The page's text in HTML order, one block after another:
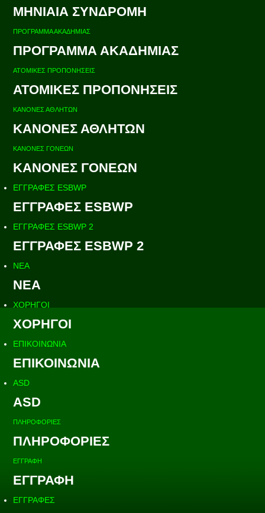
ΜΗΝΙΑΙΑ ΣΥΝΔΡΟΜΗ
ΠΡΟΓΡΑΜΜΑ ΑΚΑΔΗΜΙΑΣ
ΠΡΟΓΡΑΜΜΑ ΑΚΑΔΗΜΙΑΣ
ΑΤΟΜΙΚΕΣ ΠΡΟΠΟΝΗΣΕΙΣ
ΑΤΟΜΙΚΕΣ ΠΡΟΠΟΝΗΣΕΙΣ
ΚΑΝΟΝΕΣ ΑΘΛΗΤΩΝ
ΚΑΝΟΝΕΣ ΑΘΛΗΤΩΝ
ΚΑΝΟΝΕΣ ΓΟΝΕΩΝ
ΚΑΝΟΝΕΣ ΓΟΝΕΩΝ
ΕΓΓΡΑΦΕΣ ESBWP
ΕΓΓΡΑΦΕΣ ESBWP
ΕΓΓΡΑΦΕΣ ESBWP 2
ΕΓΓΡΑΦΕΣ ESBWP 2
ΝΕΑ
ΝΕΑ
ΧΟΡΗΓΟΙ
ΧΟΡΗΓΟΙ
ΕΠΙΚΟΙΝΩΝΙΑ
ΕΠΙΚΟΙΝΩΝΙΑ
ASD
ASD
ΠΛΗΡΟΦΟΡΙΕΣ
ΠΛΗΡΟΦΟΡΙΕΣ
ΕΓΓΡΑΦΗ
ΕΓΓΡΑΦΗ
ΕΓΓΡΑΦΕΣ